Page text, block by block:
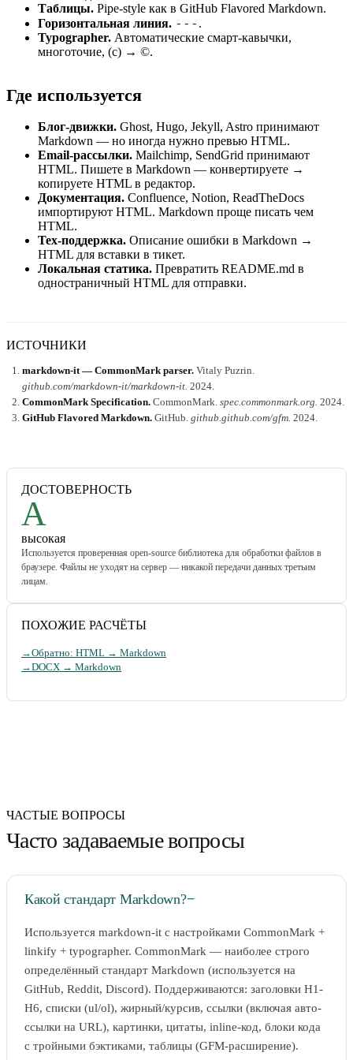
Таблицы. Pipe-style как в GitHub Flavored Markdown.
Горизонтальная линия. --- .
Typographer. Автоматические смарт-кавычки,
многоточие, (c) → ©.
Где используется
Блог-движки. Ghost, Hugo, Jekyll, Astro принимают
Markdown — но иногда нужно превью HTML.
Email-рассылки. Mailchimp, SendGrid принимают
HTML. Пишете в Markdown — конвертируете →
копируете HTML в редактор.
Документация. Confluence, Notion, ReadTheDocs
импортируют HTML. Markdown проще писать чем
HTML.
Тех-поддержка. Описание ошибки в Markdown →
HTML для вставки в тикет.
Локальная статика. Превратить README.md в
одностраничный HTML для отправки.
ИСТОЧНИКИ
markdown-it — CommonMark parser. Vitaly Puzrin
github.com/markdown-it/markdown-it 2024
CommonMark Specification. CommonMark spec.commonmark.org 2024
GitHub Flavored Markdown. GitHub github.github.com/gfm 2024
ДОСТОВЕРНОСТЬ
A
высокая
Используется проверенная open-source библиотека для обработки файлов в
браузере. Файлы не уходят на сервер — никакой передачи данных третьим
лицам.
ПОХОЖИЕ РАСЧЁТЫ
→Обратно: HTML → Markdown
→DOCX → Markdown
ЧАСТЫЕ ВОПРОСЫ
Часто задаваемые вопросы
Какой стандарт Markdown?−
Используется markdown-it с настройками CommonMark +
linkify + typographer. CommonMark — наиболее строго
определённый стандарт Markdown (используется на
GitHub, Reddit, Discord). Поддерживаются: заголовки H1-
H6, списки (ul/ol), жирный/курсив, ссылки (включая авто-
ссылки на URL), картинки, цитаты, inline-код, блоки кода
с тройными бэктиками, таблицы (GFM-расширение).